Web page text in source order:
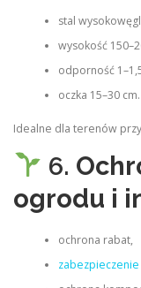
stal
wysokość
odporność
oczka 15–30 cm.
Idealne dla terenów
6.
ogrodu i
ochrona rabat,